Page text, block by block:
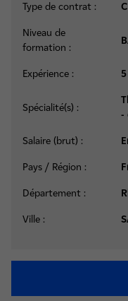
Type de contrat :
Niveau de
formation :
Expérience :
Spécialité(s) :
-
Salaire (brut) :
Pays / Région :
Département :
Ville :